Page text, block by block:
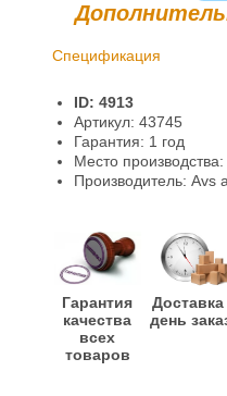
Спецификация
Гарантии и возврат
ID: 4913
Артикул: 43745
Гарантия: 1 год
Место
Производитель: Avs
Гарантия
качества
всех
товаров
Доставка
день